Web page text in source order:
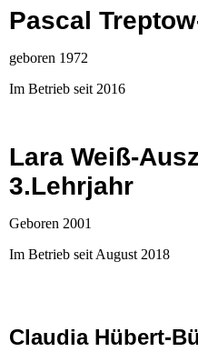
Pascal
geboren 1972
Im Betrieb seit 2016
Lara Weiß-
3.Lehrjahr
Geboren 2001
Im Betrieb seit August 2018
Claudia Hübert-